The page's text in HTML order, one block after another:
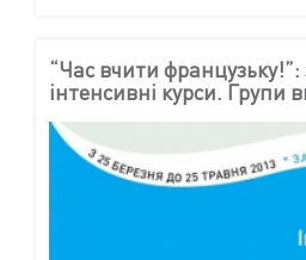
“Час вчити
інтенсивні курси. Групи